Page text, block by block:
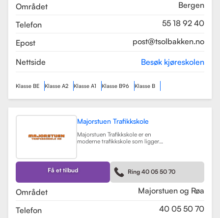
Området
Bergen
Telefon
55 18 92 40
Epost
post@tsolbakken.no
Nettside Besøk kjøreskolen
Klasse BE Klasse A2 Klasse A1 Klasse B96 Klasse B
Majorstuen Trafikkskole
Majorstuen Trafikkskole er en
moderne trafikkskole som ligger
etablert i 2015 og har raskt blitt
kjent for sin høye kvalitet på
opplæring. Alle instruktørene er
pedagogisk utdannet fra Nord
Universitet og Met Universitet, noe
som sikrer en profesjonell og trygg
Få et tilbud Ring 40 05 50 70
Området
Majorstuen og Røa
Telefon
40 05 50 70